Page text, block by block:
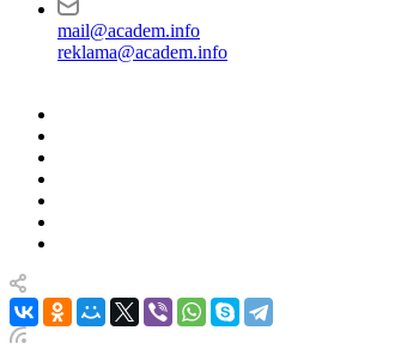
mail@academ.info
reklama@academ.info